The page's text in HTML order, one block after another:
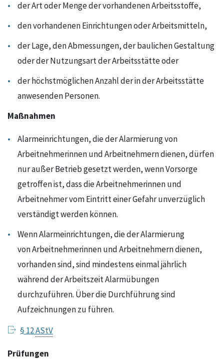
der Art oder Menge der vorhandenen Arbeitsstoffe,
den vorhandenen Einrichtungen oder Arbeitsmitteln,
der Lage, den Abmessungen, der baulichen Gestaltung
oder der Nutzungsart der Arbeitsstätte oder
der höchstmöglichen Anzahl der in der Arbeitsstätte
anwesenden Personen.
Maßnahmen
Alarmeinrichtungen, die der Alarmierung von
Arbeitnehmerinnen und Arbeitnehmern dienen, dürfen
nur außer Betrieb gesetzt werden, wenn Vorsorge
getroffen ist, dass die Arbeitnehmerinnen und
Arbeitnehmer vom Eintritt einer Gefahr unverzüglich
verständigt werden können.
Wenn Alarmeinrichtungen, die der Alarmierung
von Arbeitnehmerinnen und Arbeitnehmern dienen,
vorhanden sind, sind mindestens einmal jährlich
während der Arbeitszeit Alarmübungen
durchzuführen. Über die Durchführung sind
Aufzeichnungen zu führen.
§ 12AStV
Prüfungen